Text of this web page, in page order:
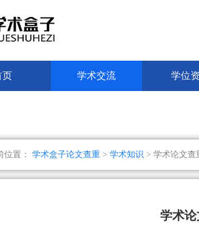
页 学术交流 学位
位置： 学术盒子论文查重 > 学术知识 > 学术论文查
学术